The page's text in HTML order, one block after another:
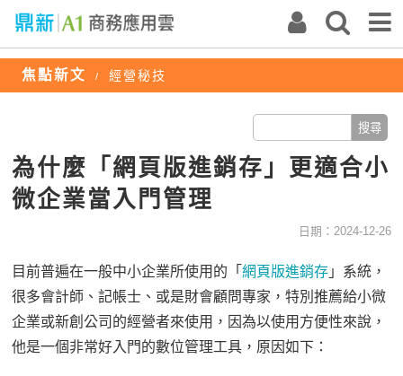
焦點新文 / 經營秘技
為什麼「網頁版進銷存」更適合小
微企業當入門管理
日期：2024-12-26
目前普遍在一般中小企業所使用的「網頁版進銷存 」系統，
很多會計師、記帳士、或是財會顧問專家，特別推薦給小微
企業或新創公司的經營者來使用，因為以使用方便性來說，
他是一個非常好入門的數位管理工具，原因如下：